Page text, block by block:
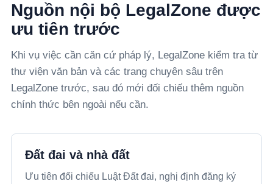
Nguồn nội bộ LegalZone được
ưu tiên trước
Khi vụ việc cần căn cứ pháp lý, LegalZone kiểm tra từ
thư viện văn bản và các trang chuyên sâu trên
LegalZone trước, sau đó mới đối chiếu thêm nguồn
chính thức bên ngoài nếu cần.
Đất đai và nhà đất
Ưu tiên đối chiếu Luật Đất đai, nghị định đăng ký